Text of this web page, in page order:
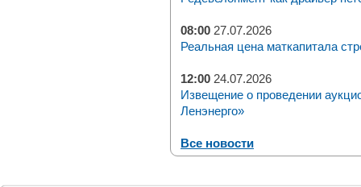
08:00 27.07.2026
Реальная цена маткапитала
12:00 24.07.2026
Извещение о проведении
Ленэнерго»
Все новости